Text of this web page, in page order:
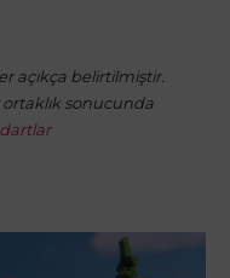
açıkça belirtilmiştir.
sonucunda